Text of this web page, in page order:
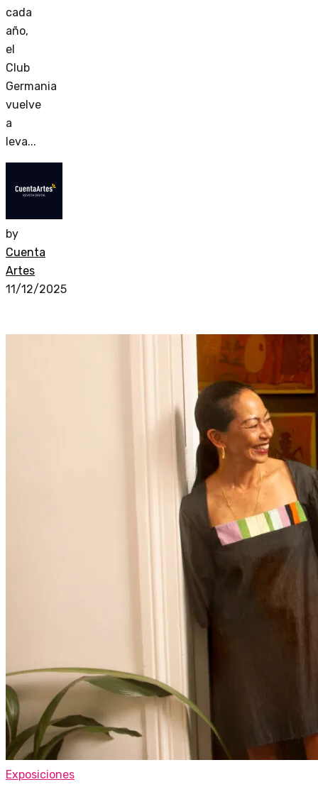
cada
año,
el
Club
Germania
vuelve
a
leva...
by
Cuenta
Artes
11/12/2025
Exposiciones